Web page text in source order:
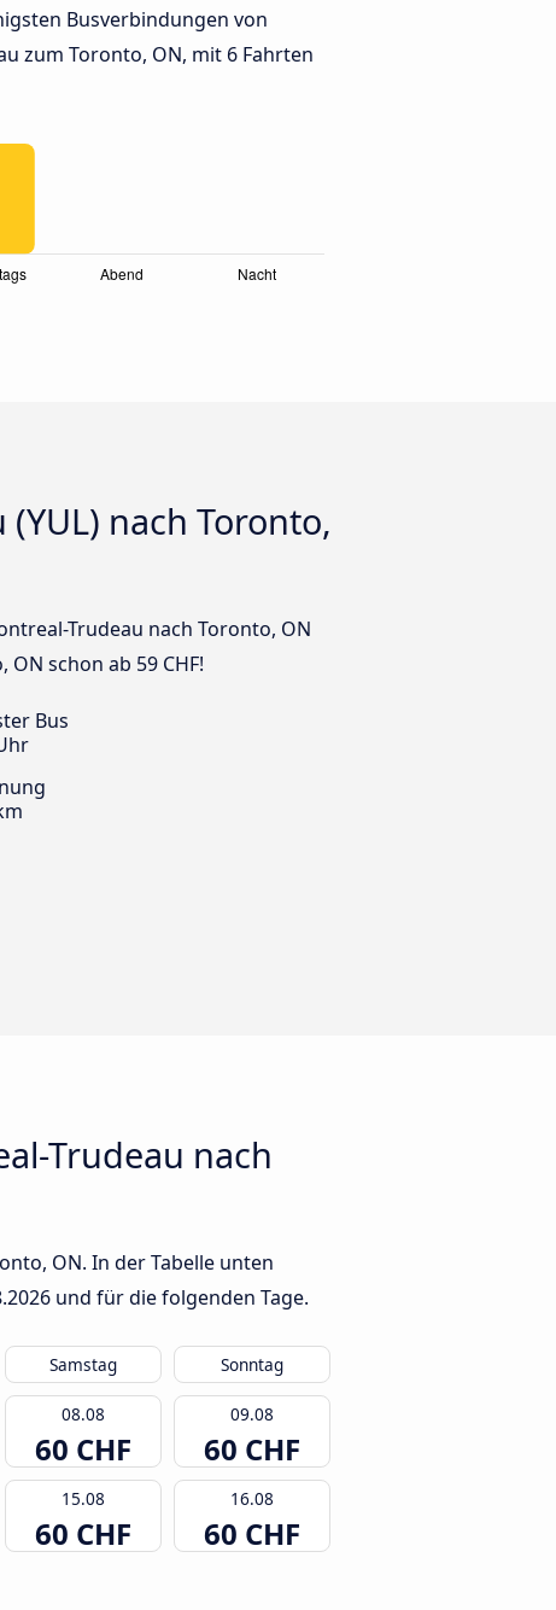
Busverbindungen von
zum Toronto, ON, mit 6 Fahrten
nach Toronto,
Trudeau nach Toronto, ON
schon ab 59 CHF!
Bus
Trudeau nach
ON. In der Tabelle unten
und für die folgenden Tage.
Samstag Sonntag
08.08
60 CHF
09.08
60 CHF
15.08
60 CHF
16.08
60 CHF